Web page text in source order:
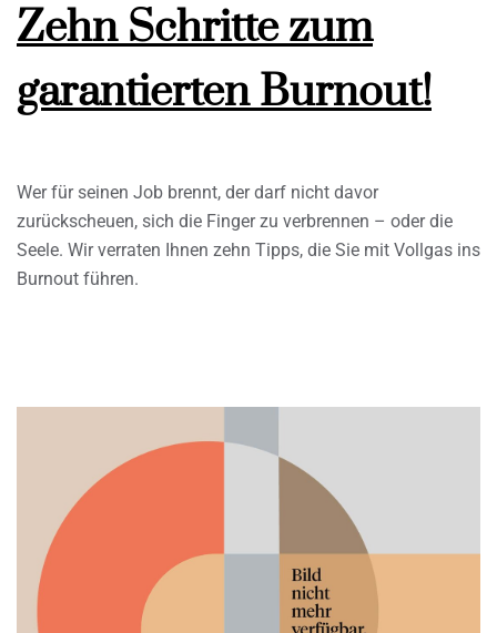
Zehn Schritte zum
garantierten Burnout!
Wer für seinen Job brennt, der darf nicht davor
zurückscheuen, sich die Finger zu verbrennen – oder die
Seele. Wir verraten Ihnen zehn Tipps, die Sie mit Vollgas ins
Burnout führen.